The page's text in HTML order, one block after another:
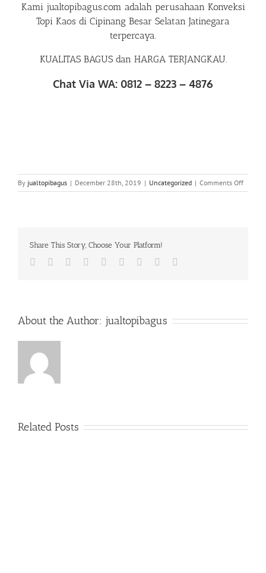
Kami jualtopibagus.com adalah perusahaan Konveksi
Topi Kaos di Cipinang Besar Selatan Jatinegara
terpercaya.
KUALITAS BAGUS dan HARGA TERJANGKAU.
Chat Via WA: 0812 – 8223 – 4876
By jualtopibagus | December 28th, 2019 | Uncategorized | Comments Offon
WA
Selatan
Share This Story, Choose Your Platform!
Facebook
TwitterLinkedIn
Reddit Whatsapp
TumblrPinterest
About the Author: jualtopibagus
Related Posts